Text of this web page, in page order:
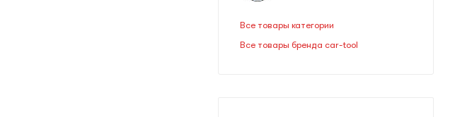
Все товары категории
Все товары бренда car-tool